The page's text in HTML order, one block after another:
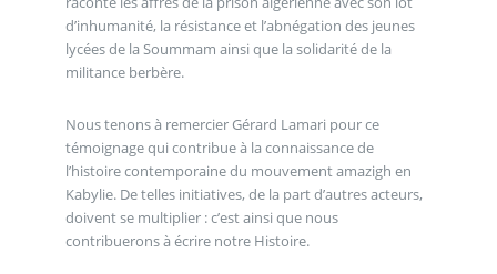
d’inhumanité, la résistance et l’abnégation des jeunes
lycées de la Soummam ainsi que la solidarité de la
militance berbère.
Nous tenons à remercier Gérard Lamari pour ce
témoignage qui contribue à la connaissance de
l’histoire contemporaine du mouvement amazigh en
Kabylie. De telles initiatives, de la part d’autres acteurs,
doivent se multiplier : c’est ainsi que nous
contribuerons à écrire notre Histoire.